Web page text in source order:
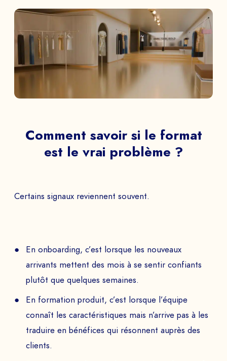
Comment savoir si le format
est le vrai problème ?
Certains signaux reviennent souvent.
En onboarding, c’est lorsque les nouveaux
arrivants mettent des mois à se sentir confiants
plutôt que quelques semaines.
En formation produit, c’est lorsque l’équipe
connaît les caractéristiques mais n’arrive pas à les
traduire en bénéfices qui résonnent auprès des
clients.